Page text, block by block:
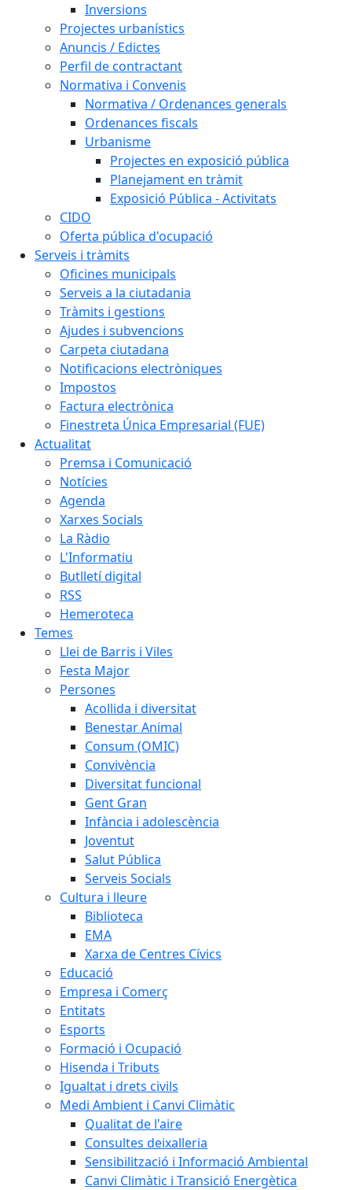
Inversions
Projectes urbanístics
Anuncis / Edictes
Perfil de contractant
Normativa i Convenis
Normativa / Ordenances generals
Ordenances fiscals
Urbanisme
Projectes en exposició pública
Planejament en tràmit
Exposició Pública - Activitats
CIDO
Oferta pública d'ocupació
Serveis i tràmits
Oficines municipals
Serveis a la ciutadania
Tràmits i gestions
Ajudes i subvencions
Carpeta ciutadana
Notificacions electròniques
Impostos
Factura electrònica
Finestreta Única Empresarial (FUE)
Actualitat
Premsa i Comunicació
Notícies
Agenda
Xarxes Socials
La Ràdio
L'Informatiu
Butlletí digital
RSS
Hemeroteca
Temes
Llei de Barris i Viles
Festa Major
Persones
Acollida i diversitat
Benestar Animal
Consum (OMIC)
Convivència
Diversitat funcional
Gent Gran
Infància i adolescència
Joventut
Salut Pública
Serveis Socials
Cultura i lleure
Biblioteca
EMA
Xarxa de Centres Cívics
Educació
Empresa i Comerç
Entitats
Esports
Formació i Ocupació
Hisenda i Tributs
Igualtat i drets civils
Medi Ambient i Canvi Climàtic
Qualitat de l'aire
Consultes deixalleria
Sensibilització i Informació Ambiental
Canvi Climàtic i Transició Energètica